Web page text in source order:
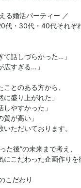
る婚活パーティー ／
代・30代・40代それぞ
て話しづらかった…」
広すぎる…」
とのある方から、
に盛り上がれた」
しやすかった」
質が高い」
ただいております。
た後”の未来まで考え、
こだわった企画作りを
こだわり